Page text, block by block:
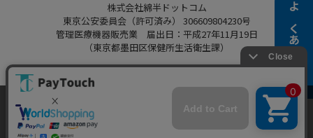
よくある質問
株式会社綿半ドットコム
東京公安委員会（許可済み） 306609804230号
管理医療機器販売業 届出日：平成27年11月19日
（東京都墨田区保健所生活衛生課）
Copyright 2022
Powered by Watahan Partners Co., Ltd.
当ウェブサイトでは、お客様により良いサービス
をご提供するため、クッキーを利用しています。
サイト利用を継続することにより、クッキーの使
同意する